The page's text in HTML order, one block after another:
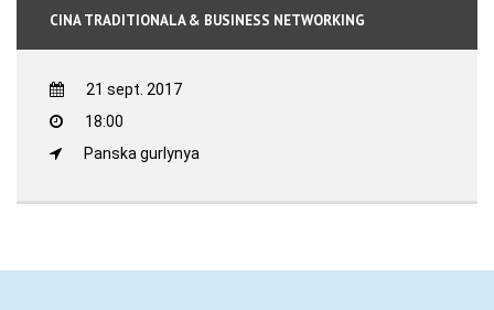
CINA TRADITIONALA & BUSINESS NETWORKING
21 sept. 2017
18:00
Panska gurlynya